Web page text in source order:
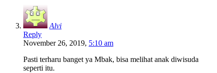
Alvi
Reply
November 26, 2019, 5:10 am
Pasti terharu banget ya Mbak, bisa melihat anak diwisuda
seperti itu.